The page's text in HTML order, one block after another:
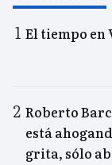
El tiempo en
Roberto
está
grita, sólo